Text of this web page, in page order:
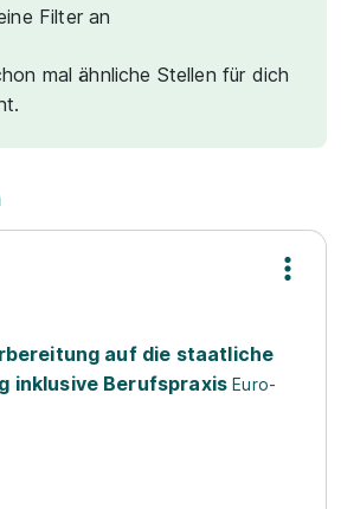
Filter an
mal ähnliche Stellen für dich
auf die staatliche
inklusive Berufspraxis Euro-